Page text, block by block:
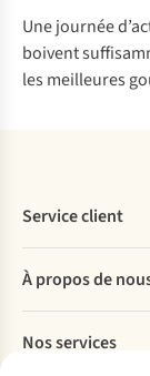
Une journée
boivent
les meilleures
Service client
Commander
Payer
Livraison
À propos de
Explore More
Nos services